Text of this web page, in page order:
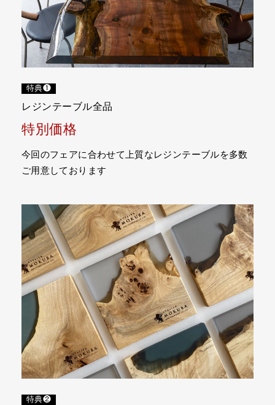
特典❶
レジンテーブル全品
特別価格
今回のフェアに合わせて上質なレジンテーブルを多数
ご用意しております
特典❷